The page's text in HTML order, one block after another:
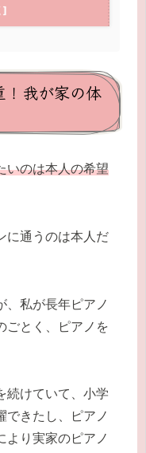
！我が家の体
いのは本人の希望
に通うのは本人だ
、私が長年ピアノ
ごとく、ピアノを
続けていて、小学
できたし、ピアノ
より実家のピアノ